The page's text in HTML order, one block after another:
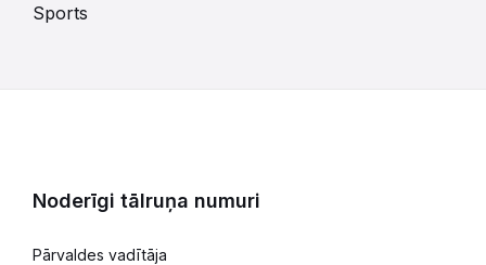
Sports
Noderīgi tālruņa numuri
Pārvaldes vadītāja